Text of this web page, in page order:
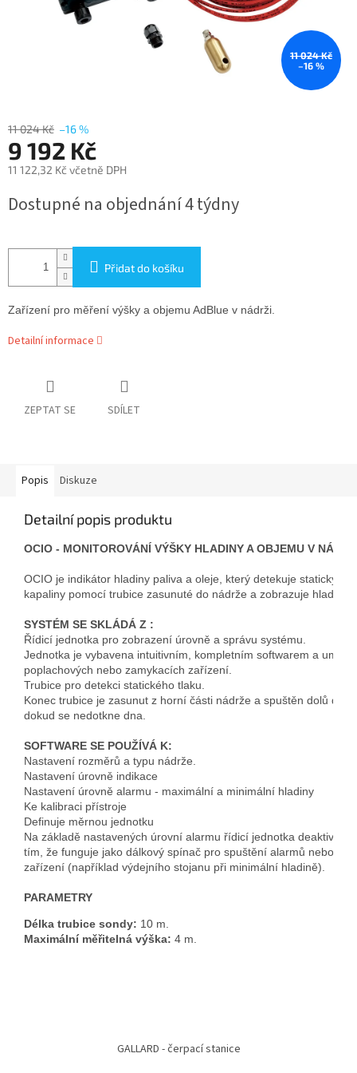
11 024 Kč
–16 %
11 024 Kč –16 %
9 192 Kč
11 122,32 Kč včetně DPH
cena:
Dostupné na objednání 4 týdny
Přidat do košíku
Zařízení pro měření výšky a objemu AdBlue v nádrži.
Detailní informace
ZEPTAT SE SDÍLET
Popis Diskuze
Detailní popis produktu
OCIO - MONITOROVÁNÍ VÝŠKY HLADINY A OBJEMU V
OCIO je indikátor hladiny paliva a oleje, který detekuje statický
kapaliny
SYSTÉM SE SKLÁDÁ Z :
Řídicí jednotka pro zobrazení úrovně a správu systému.
Jednotka je vybavena intuitivním, kompletním softwarem a
poplachových nebo zamykacích zařízení.
Trubice pro detekci statického tlaku.
Konec trubice je zasunut z horní části nádrže a spuštěn dolů do
dokud se nedotkne dna.
SOFTWARE SE POUŽÍVÁ K:
Nastavení rozměrů a typu nádrže.
Nastavení úrovně indikace
Nastavení úrovně alarmu - maximální a minimální hladiny
Ke kalibraci přístroje
Definuje měrnou jednotku
Na základě nastavených úrovní alarmu řídicí jednotka deaktivuje
tím, že funguje jako dálkový spínač pro spuštění alarmů nebo
PARAMETRY
Délka trubice sondy:
Maximální měřitelná výška: 4 m.
GALLARD - čerpací stanice